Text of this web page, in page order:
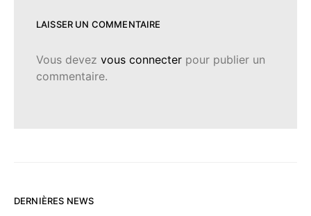
LAISSER UN COMMENTAIRE
Vous devez vous connecter pour publier un
commentaire.
DERNIÈRES NEWS